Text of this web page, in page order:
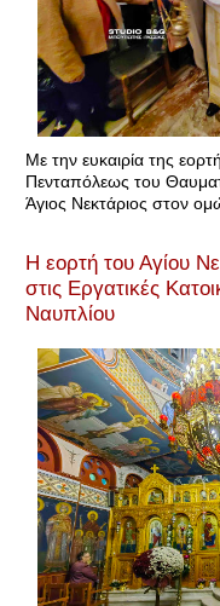
Με την ευκαιρία της
Πενταπόλεως του
Άγιος Νεκτάριος στον
Η εορτή του Αγίου
στις Εργατικές
Ναυπλίου